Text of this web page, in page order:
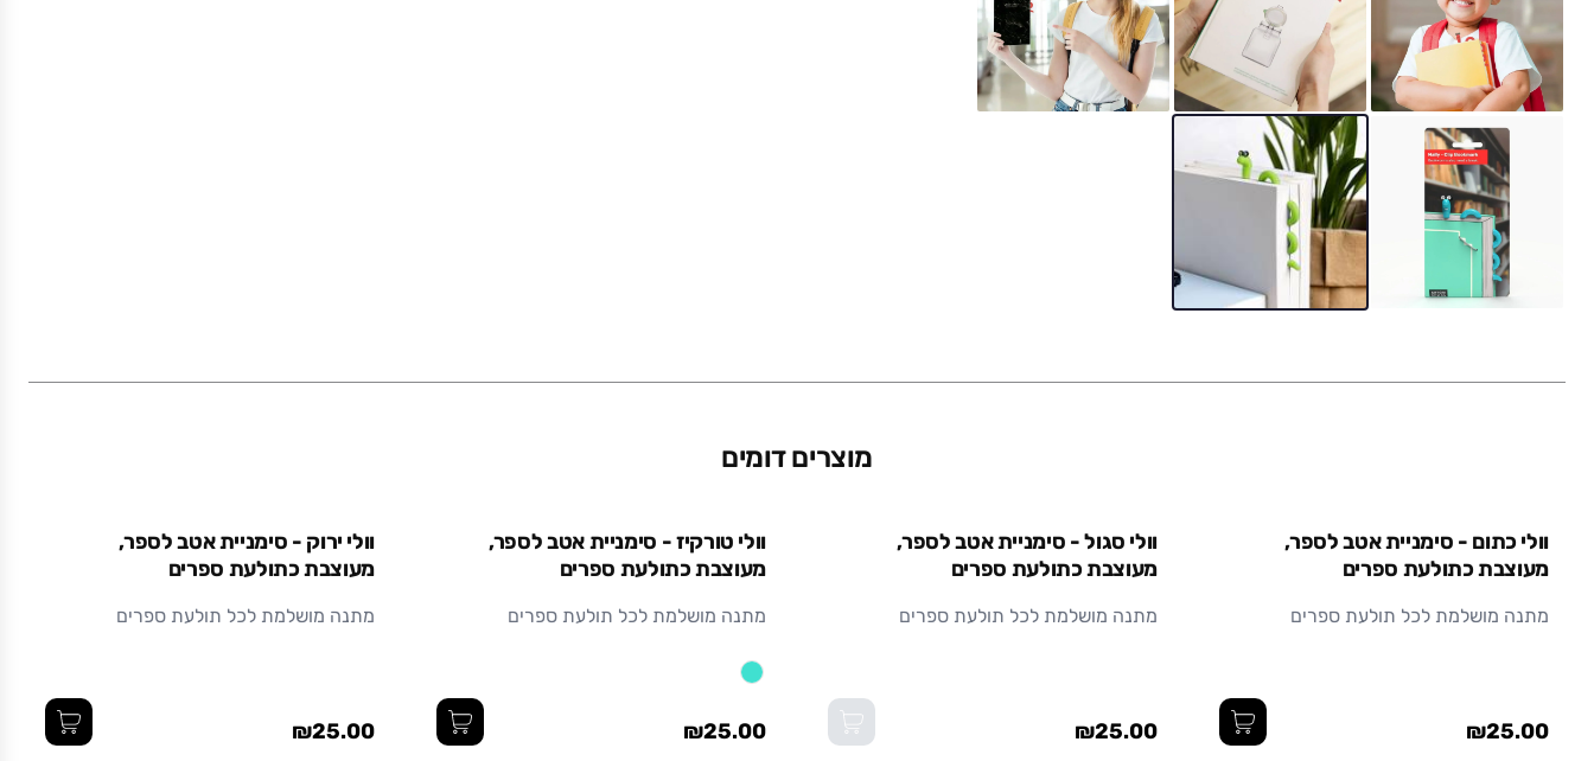
מוצרים דומים
וולי כתום - סימניית אטב לספר,
מעוצבת כתולעת ספרים
מתנה מושלמת לכל תולעת ספרים
₪25.00
וולי סגול - סימניית אטב לספר,
מעוצבת כתולעת ספרים
מתנה מושלמת לכל תולעת ספרים
₪25.00
וולי טורקיז - סימניית אטב לספר,
מעוצבת כתולעת ספרים
מתנה מושלמת לכל תולעת ספרים
₪25.00
וולי ירוק - סימניית אטב לספר,
מעוצבת כתולעת ספרים
מתנה מושלמת לכל תולעת ספרים
₪25.00